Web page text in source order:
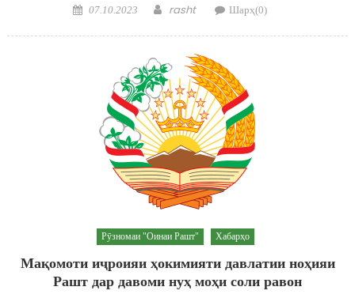
Posted on
07.10.2023 Author
rasht Шарҳ(0)
Рӯзномаи "Оинаи Рашт" Хабарҳо
Мақомоти иҷроияи ҳокимияти давлатии ноҳияи
Рашт дар давоми нуҳ моҳи соли равон